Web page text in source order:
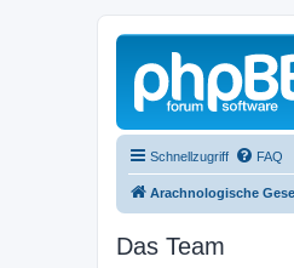
Schnellzugriff FAQ
Arachnologische
Das Team